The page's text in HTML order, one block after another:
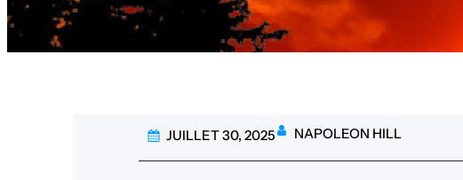
JUILLET 30, 2025 NAPOLEON HILL